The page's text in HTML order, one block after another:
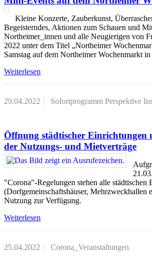
Kleine Konzerte, Zauberkunst,
Begeisterndes, Aktionen zum Schauen und
Northeimer_innen und alle Neugierigen von
2022 unter dem Titel „Northeimer
Samstag auf dem Northeimer Wochenmarkt
Weiterlesen
29.04.2022 Sofortprogramm Perspektive
Öffnung städtischer Einrichtungen
der Nutzungs- und Mietverträge
"Corona"-Regelungen stehen alle städtischen
(Dorfgemeinschaftshäuser, Mehrzweckhallen
Nutzung zur Verfügung.
Weiterlesen
25.04.2022 Corona_Veranstaltungen